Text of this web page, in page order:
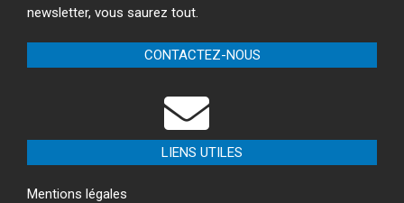
newsletter, vous saurez tout.
CONTACTEZ-NOUS
LIENS UTILES
Mentions légales